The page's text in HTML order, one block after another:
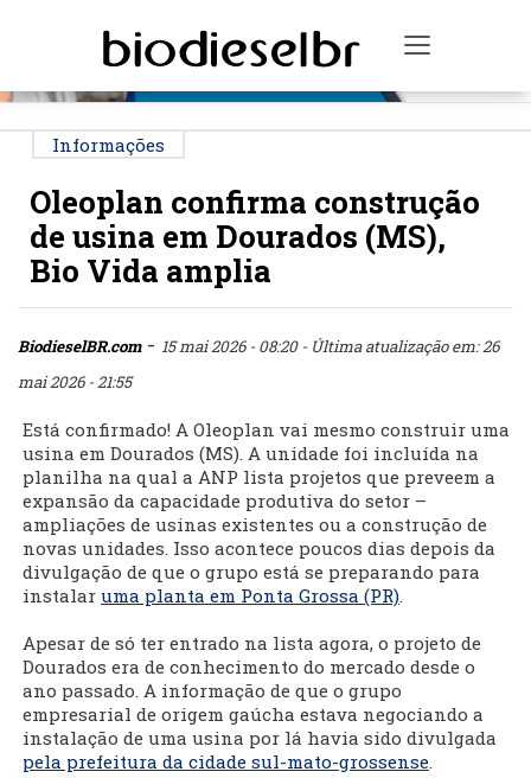
Toggle
Informações
Oleoplan confirma construção
de usina em Dourados (MS),
Bio Vida amplia
BiodieselBR.com- 15 mai 2026 - 08:20 - Última atualização em: 26
mai 2026 - 21:55
Está confirmado! A Oleoplan vai mesmo construir uma
usina em Dourados (MS). A unidade foi incluída na
planilha na qual a ANP lista projetos que preveem a
expansão da capacidade produtiva do setor –
ampliações de usinas existentes ou a construção de
novas unidades. Isso acontece poucos dias depois da
divulgação de que o grupo está se preparando para
instalar uma planta em Ponta Grossa (PR).
Apesar de só ter entrado na lista agora, o projeto de
Dourados era de conhecimento do mercado desde o
ano passado. A informação de que o grupo
empresarial de origem gaúcha estava negociando a
instalação de uma usina por lá havia sido divulgada
pela prefeitura da cidade sul-mato-grossense.